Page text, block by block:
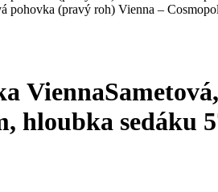
Vienna
hloubka sedáku